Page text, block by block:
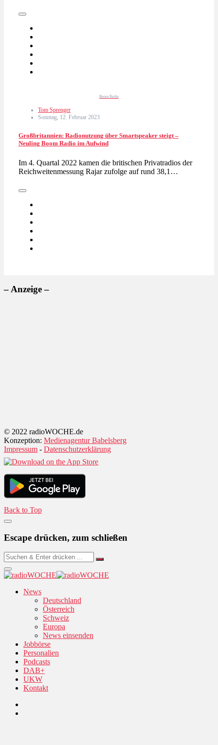
Boom Radio
Tom Sprenger
Sonntag, 12. Februar 2023
Großbritannien: Radionutzung über Smartspeaker steigt –
Neuling Boom Radio im Aufwind
Im 4. Quartal 2022 kamen die britischen Privatradios der
Reichweitenmessung Rajar zufolge auf rund 38,1…
– Anzeige –
© 2022 radioWOCHE.de
Konzeption: Medienagentur Babelsberg
Impressum - Datenschutzerklärung
Back to Top
Escape drücken, zum schließen
News
Deutschland
Österreich
Schweiz
Europa
News einsenden
Jobbörse
Personalien
Podcasts
DAB+
UKW
Kontakt